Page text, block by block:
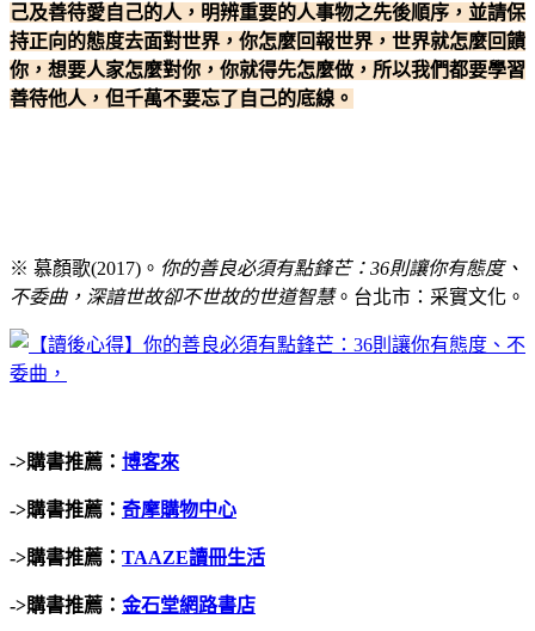
己及善待愛自己的人，明辨重要的人事物之先後順序，並請保
持正向的態度去面對世界，你怎麼回報世界，世界就怎麼回饋
你，想要人家怎麼對你，你就得先怎麼做，所以我們都要學習
善待他人，但千萬不要忘了自己的底線。
※ 慕顏歌(2017)。 你的善良必須有點鋒芒：36則讓你有態度、
不委曲，深諳世故卻不世故的世道智慧。台北市：采實文化。
->購書推薦： 博客來
->購書推薦： 奇摩購物中心
->購書推薦： TAAZE讀冊生活
->購書推薦： 金石堂網路書店